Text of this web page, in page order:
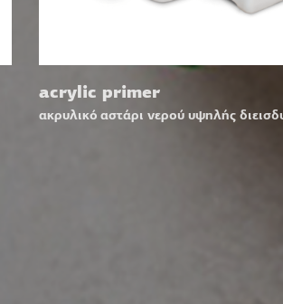
acrylic primer
ακρυλικό αστάρι νερού υψηλής